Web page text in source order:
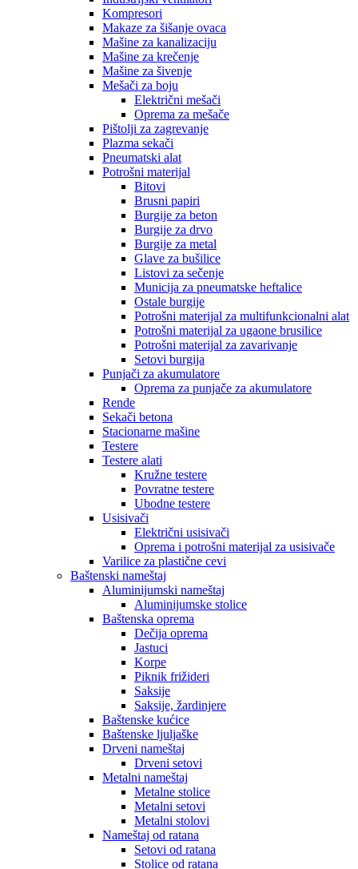
Kompresori
Makaze za šišanje ovaca
Mašine za kanalizaciju
Mašine za krečenje
Mašine za šivenje
Mešači za boju
Električni mešači
Oprema za mešače
Pištolji za zagrevanje
Plazma sekači
Pneumatski alat
Potrošni materijal
Bitovi
Brusni papiri
Burgije za beton
Burgije za drvo
Burgije za metal
Glave za bušilice
Listovi za sečenje
Municija za pneumatske heftalice
Ostale burgije
Potrošni materijal za multifunkcionalni alat
Potrošni materijal za ugaone brusilice
Potrošni materijal za zavarivanje
Setovi burgija
Punjači za akumulatore
Oprema za punjače za akumulatore
Rende
Sekači betona
Stacionarne mašine
Testere
Testere alati
Kružne testere
Povratne testere
Ubodne testere
Usisivači
Električni usisivači
Oprema i potrošni materijal za usisivače
Varilice za plastične cevi
Baštenski nameštaj
Aluminijumski nameštaj
Aluminijumske stolice
Baštenska oprema
Dečija oprema
Jastuci
Korpe
Piknik frižideri
Saksije
Saksije, žardinjere
Baštenske kućice
Baštenske ljuljaške
Drveni nameštaj
Drveni setovi
Metalni nameštaj
Metalne stolice
Metalni setovi
Metalni stolovi
Nameštaj od ratana
Setovi od ratana
Stolice od ratana